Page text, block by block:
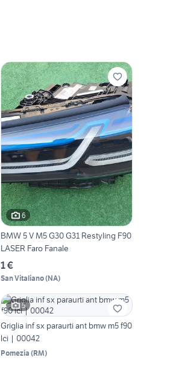
6
BMW 5 V M5 G30 G31 Restyling F90
LASER Faro Fanale
1 €
San Vitaliano(NA)
5
Griglia inf sx paraurti ant bmw m5 f90
lci | 00042
Pomezia (RM)